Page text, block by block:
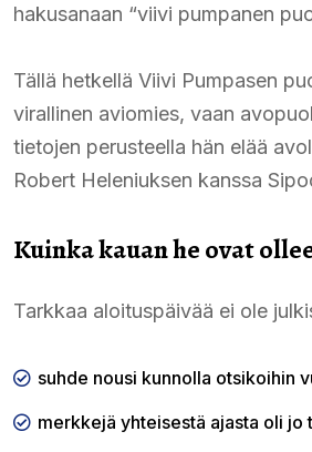
hakusanaan “viivi pumpanen
Tällä hetkellä Viivi Pumpasen
virallinen aviomies, vaan
tietojen perusteella hän elää
Robert Heleniuksen kanssa
Kuinka kauan he ovat
Tarkkaa aloituspäivää ei ole
suhde nousi kunnolla otsikoihin
merkkejä yhteisestä ajasta oli jo